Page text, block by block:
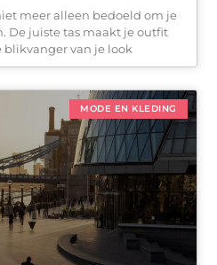
meer alleen bedoeld om je
De juiste tas maakt je outfit
blikvanger van je look
MODE EN KLEDING